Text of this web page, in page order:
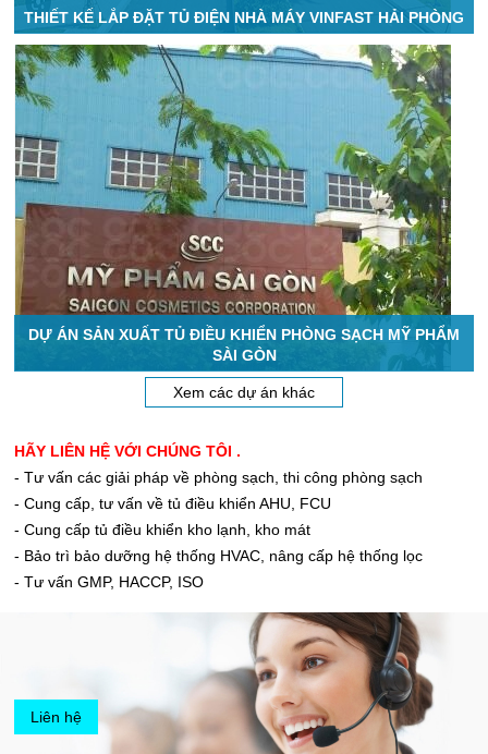
THIẾT KẾ LẮP ĐẶT TỦ ĐIỆN NHÀ MÁY VINFAST HẢI PHÒNG
DỰ ÁN SẢN XUẤT TỦ ĐIỀU KHIỂN PHÒNG SẠCH MỸ PHẨM
SÀI GÒN
Xem các dự án khác
HÃY LIÊN HỆ VỚI CHÚNG TÔI .
- Tư vấn các giải pháp về phòng sạch, thi công phòng sạch
- Cung cấp, tư vấn về tủ điều khiển AHU, FCU
- Cung cấp tủ điều khiển kho lạnh, kho mát
- Bảo trì bảo dưỡng hệ thống HVAC, nâng cấp hệ thống lọc
- Tư vấn GMP, HACCP, ISO
Liên hệ